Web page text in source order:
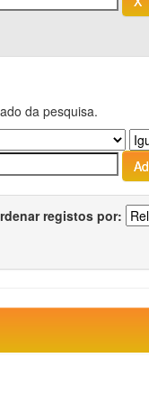
da pesquisa.
registos por: